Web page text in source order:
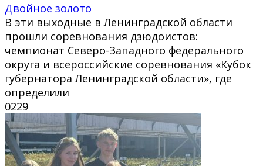
Двойное золото
В эти выходные в Ленинградской области
прошли соревнования дзюдоистов:
чемпионат Северо-Западного федерального
округа и всероссийские соревнования «Кубок
губернатора Ленинградской области», где
определили
0229